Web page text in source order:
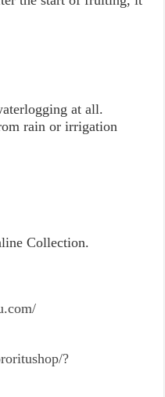
at all.
rain or irrigation
Collection.
?